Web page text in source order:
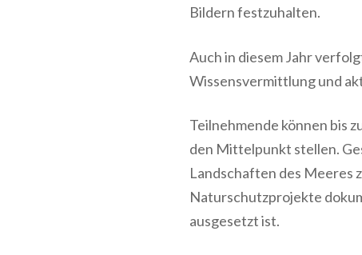
Bildern festzuhalten.
Auch in diesem Jahr
Wissensvermittlung und
Teilnehmende können bis
den Mittelpunkt stellen.
Landschaften des Meeres
Naturschutzprojekte
ausgesetzt ist.